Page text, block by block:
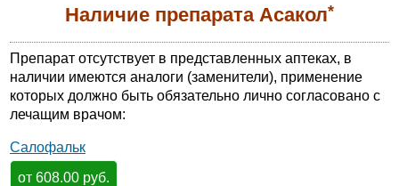
Наличие препарата Асакол*
Препарат отсутствует в представленных аптеках, в
наличии имеются аналоги (заменители), применение
которых должно быть обязательно лично согласовано с
лечащим врачом:
Салофальк
от 608.00 руб.